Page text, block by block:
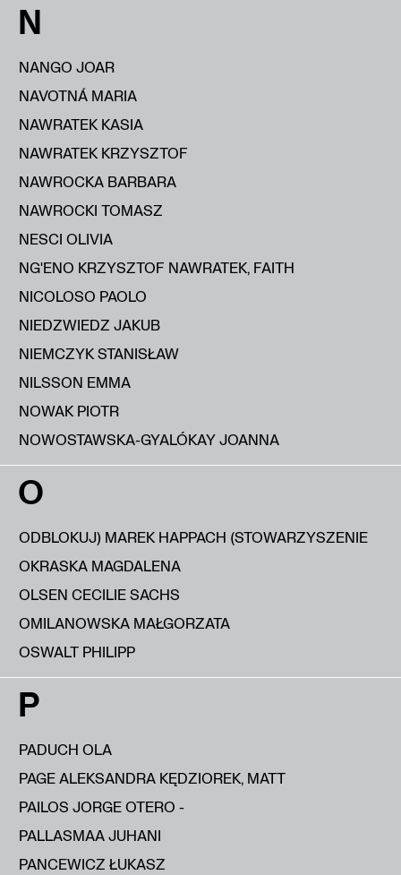
N
NANGO JOAR
NAVOTNÁ MARIA
NAWRATEK KASIA
NAWRATEK KRZYSZTOF
NAWROCKA BARBARA
NAWROCKI TOMASZ
NESCI OLIVIA
NG'ENO KRZYSZTOF NAWRATEK, FAITH
NICOLOSO PAOLO
NIEDZWIEDZ JAKUB
NIEMCZYK STANISŁAW
NILSSON EMMA
NOWAK PIOTR
NOWOSTAWSKA-GYALÓKAY JOANNA
O
ODBLOKUJ) MAREK HAPPACH (STOWARZYSZENIE
OKRASKA MAGDALENA
OLSEN CECILIE SACHS
OMILANOWSKA MAŁGORZATA
OSWALT PHILIPP
P
PADUCH OLA
PAGE ALEKSANDRA KĘDZIOREK, MATT
PAILOS JORGE OTERO -
PALLASMAA JUHANI
PANCEWICZ ŁUKASZ